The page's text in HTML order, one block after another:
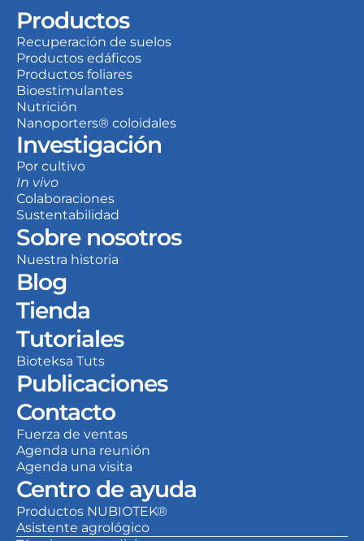
Productos
Recuperación de suelos
Productos edáficos
Productos foliares
Bioestimulantes
Nutrición
Nanoporters® coloidales
Investigación
Por cultivo
In vivo
Colaboraciones
Sustentabilidad
Sobre nosotros
Nuestra historia
Centro de ayuda
Productos NUBIOTEK®
Asistente agrológico
Contacto
Fuerza de ventas
Agenda una reunión
Agenda una visita
Blog
Tienda
Tutoriales
Bioteksa Tuts
Publicaciones